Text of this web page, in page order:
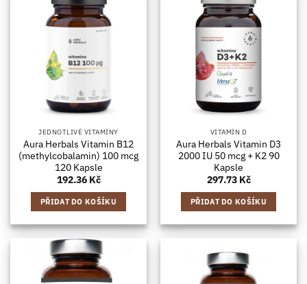
JEDNOTLIVÉ VITAMÍNY
Aura Herbals Vitamin B12
(methylcobalamin) 100 mcg
120 Kapsle
192.36 Kč
PŘIDAT DO KOŠÍKU
VITAMÍN D
Aura Herbals Vitamin D3
2000 IU 50 mcg + K2 90
Kapsle
297.73 Kč
PŘIDAT DO KOŠÍKU